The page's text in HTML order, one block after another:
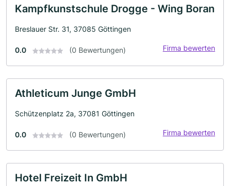
Kampfkunstschule Drogge - Wing Boran
Breslauer Str. 31, 37085 Göttingen
0.0 (0 Bewertungen) Firma bewerten
Athleticum Junge GmbH
Schützenplatz 2a, 37081 Göttingen
0.0 (0 Bewertungen) Firma bewerten
Hotel Freizeit In GmbH